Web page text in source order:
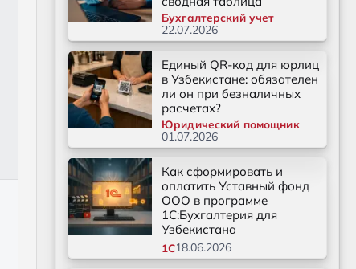
Бухгалтерский учет
22.07.2026
Единый QR-код для юрлиц
в Узбекистане: обязателен
ли он при безналичных
расчетах?
Юридический помощник
01.07.2026
Как сформировать и
оплатить Уставный фонд
ООО в программе
1С:Бухгалтерия для
Узбекистана
1С18.06.2026